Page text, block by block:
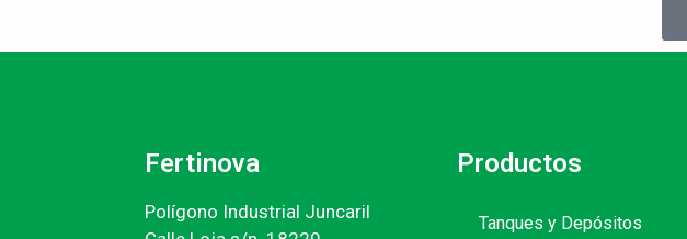
Fertinova
Polígono Industrial Juncaril
Productos
Tanques y Depósitos